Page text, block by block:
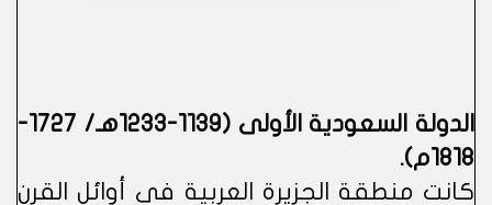
الدولة السعودية الأولى (1139-1233هـ/ 1727-
1818م).
كانت منطقة الجزيرة العربية في أوائل القرن